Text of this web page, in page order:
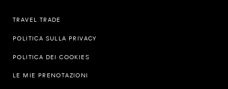
TRAVEL TRADE
POLITICA SULLA PRIVACY
POLITICA DEI COOKIES
LE MIE PRENOTAZIONI